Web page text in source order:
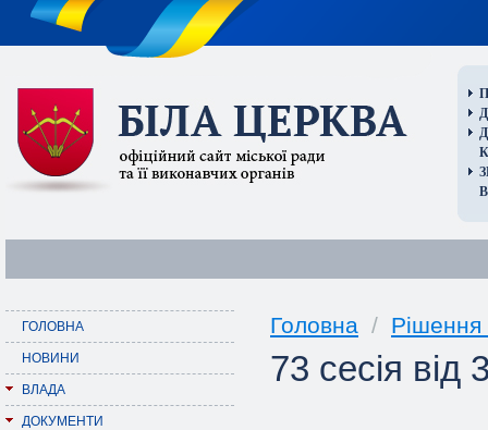
ГОЛОВНА
НОВИНИ
ВЛАДА
ДОКУМЕНТИ
Головна / Рішення
73 сесія від